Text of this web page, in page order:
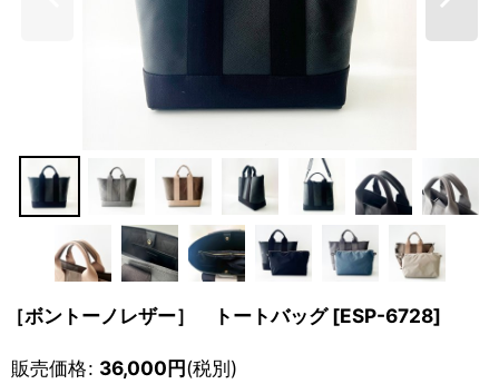
［ボントーノレザー］ トートバッグ [ESP-6728]
販売価格: 36,000円(税別)